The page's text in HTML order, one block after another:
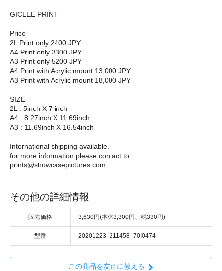
GICLEE PRINT
Price
2L Print only 2400 JPY
A4 Print only 3300 JPY
A3 Print only 5200 JPY
A4 Print with Acrylic mount 13,000 JPY
A3 Print with Acrylic mount 18,000 JPY
SIZE
2L : 5inch X 7 inch
A4 : 8.27inch X 11.69inch
A3 : 11.69inch X 16.54inch
International shipping available.
for more information please contact to
prints@showcasepictures.com
その他の詳細情報
販売価格 3,630円(本体3,300円、税330円)
型番 20201223_211458_70I0474
この商品を友達に教える